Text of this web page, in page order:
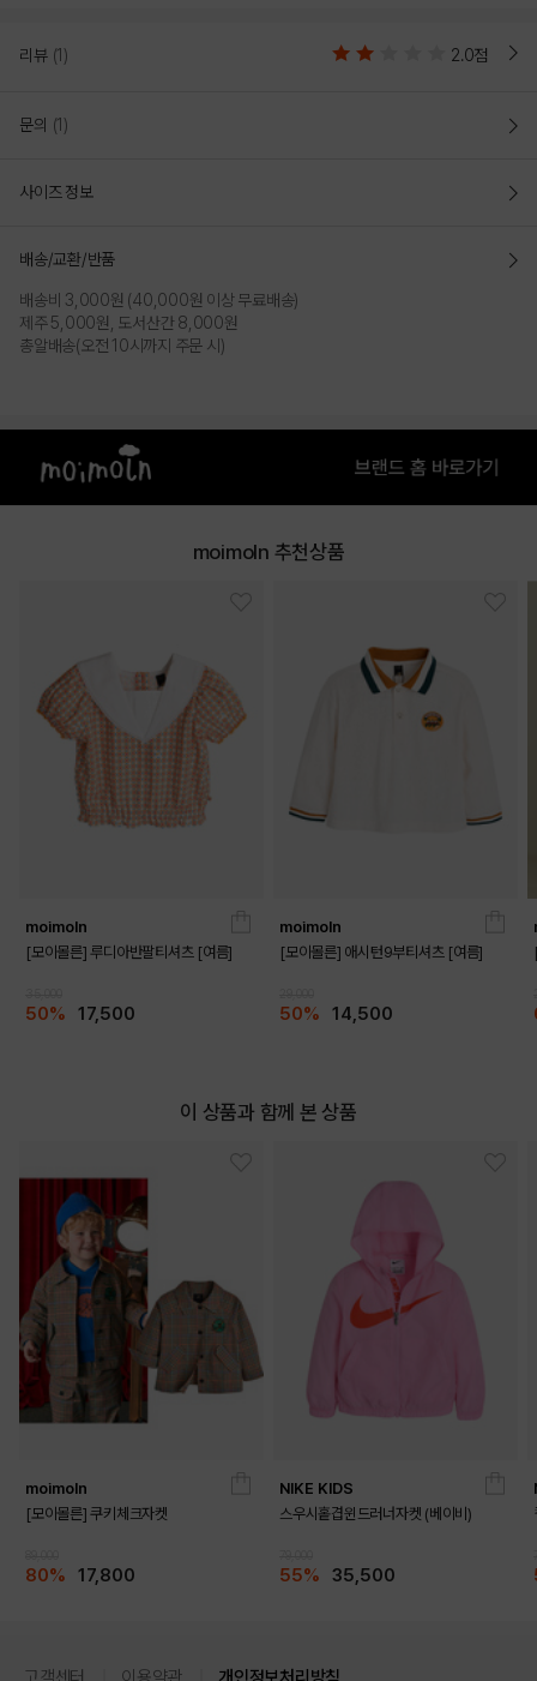
리뷰 (1) 2.0점
문의 (1)
사이즈 정보
배송/교환/반품
배송비 3,000원 (40,000원 이상 무료배송)
제주 5,000원, 도서산간 8,000원
총알배송(오전 10시까지 주문 시)
moimoln 추천상품
moimoln
[모이몰른] 루디아반팔티셔츠 [여름]
50% 17,500
moimoln
[모이몰른] 애시턴9부티셔츠 [여름]
50% 14,500
이 상품과 함께 본 상품
moimoln
[모이몰른] 쿠키체크자켓
80% 17,800
NIKE KIDS
스우시홑겹윈드러너자켓 (베이비)
55% 35,500